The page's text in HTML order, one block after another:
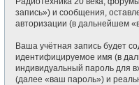
запись») и сообщения,
авторизации (в дальнейшем
Ваша учётная запись будет
идентифицируемое имя (в
индивидуальный пароль для
(далее «ваш пароль») и